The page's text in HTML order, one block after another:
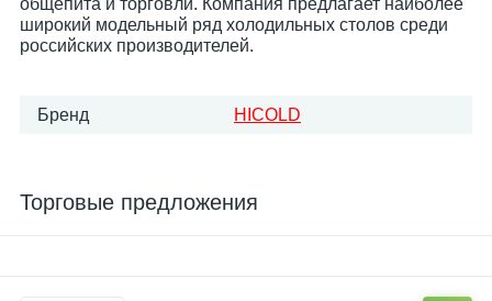
общепита и торговли. Компания предлагает наиболее
широкий модельный ряд холодильных столов среди
российских производителей.
Бренд HICOLD
Торговые предложения